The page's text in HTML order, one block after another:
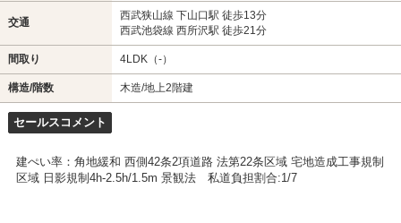
交通
西武狭山線 下山口駅 徒歩13分
西武池袋線 西所沢駅 徒歩21分
間取り 4LDK（-）
構造/階数 木造/地上2階建
セールスコメント
建ぺい率：角地緩和 西側42条2項道路 法第22条区域 宅地造成工事規制
区域 日影規制4h-2.5h/1.5m 景観法 私道負担割合:1/7